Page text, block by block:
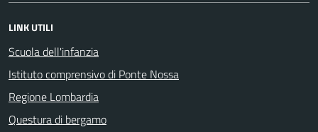
LINK UTILI
Scuola dell'infanzia
Istituto comprensivo di Ponte Nossa
Regione Lombardia
Questura di bergamo